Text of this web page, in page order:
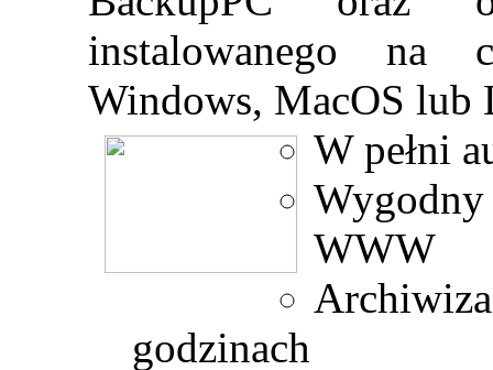
instalowanego na
Windows, MacOS
W pełni
WWW
godzinach